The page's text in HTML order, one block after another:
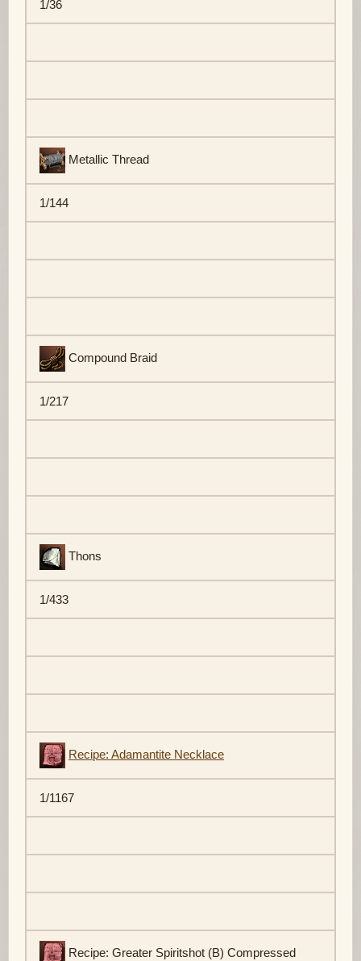
1/36
Metallic Thread
1/144
Compound Braid
1/217
Thons
1/433
Recipe: Adamantite Necklace
1/1167
Recipe: Greater Spiritshot (B) Compressed